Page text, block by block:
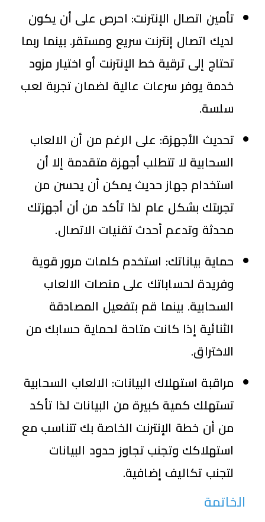
تأمين اتصال الإنترنت: احرص على أن يكون
لديك اتصال إنترنت سريع ومستقر. بينما ربما
تحتاج إلى ترقية خط الإنترنت أو اختيار مزود
خدمة يوفر سرعات عالية لضمان تجربة لعب
سلسة.
تحديث الأجهزة: على الرغم من أن الالعاب
السحابية لا تتطلب أجهزة متقدمة إلا أن
استخدام جهاز حديث يمكن أن يحسن من
تجربتك بشكل عام لذا تأكد من أن أجهزتك
محدثة وتدعم أحدث تقنيات الاتصال.
حماية بياناتك: استخدم كلمات مرور قوية
وفريدة لحساباتك على منصات الالعاب
السحابية. بينما قم بتفعيل المصادقة
الثنائية إذا كانت متاحة لحماية حسابك من
الاختراق.
مراقبة استهلاك البيانات: الالعاب السحابية
تستهلك كمية كبيرة من البيانات لذا تأكد
من أن خطة الإنترنت الخاصة بك تتناسب مع
استهلاكك وتجنب تجاوز حدود البيانات
لتجنب تكاليف إضافية.
الخاتمة